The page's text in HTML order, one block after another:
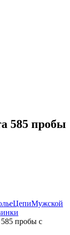
585 пробы
ЦепиМужской
585 пробы с